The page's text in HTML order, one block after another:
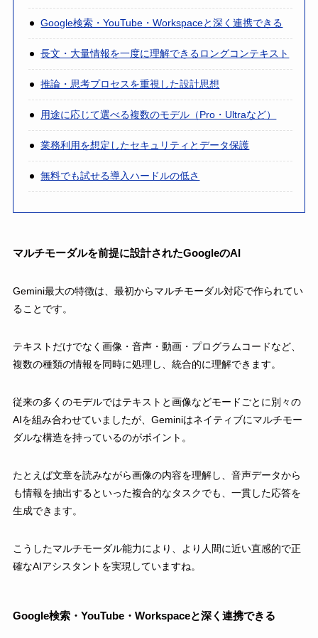
Google検索・YouTube・Workspaceと深く連携できる
長文・大量情報を一度に理解できるロングコンテキスト
推論・思考プロセスを重視した設計思想
用途に応じて選べる複数のモデル（Pro・Ultraなど）
業務利用を想定したセキュリティとデータ保護
無料でも試せる導入ハードルの低さ
マルチモーダルを前提に設計されたGoogleのAI
Gemini最大の特徴は、最初からマルチモーダル対応で作られてい
ることです。
テキストだけでなく画像・音声・動画・プログラムコードなど、
複数の種類の情報を同時に処理し、統合的に理解できます。
従来の多くのモデルではテキストと画像などモードごとに別々の
AIを組み合わせていましたが、Geminiはネイティブにマルチモー
ダルな構造を持っているのがポイント。
たとえば文章を読みながら画像の内容を理解し、音声データから
も情報を抽出するといった複合的なタスクでも、一貫した応答を
生成できます。
こうしたマルチモーダル能力により、より人間に近い直感的で正
確なAIアシスタントを実現していますね。
Google検索・YouTube・Workspaceと深く連携できる